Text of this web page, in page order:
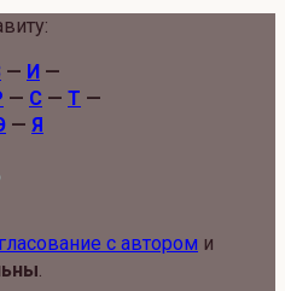
— И —
— С — Т —
— Я
с автором и
.